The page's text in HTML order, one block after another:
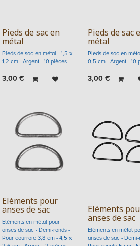
Pieds de sac en
métal
Pieds de sac en métal - 1,5 x
1,2 cm - Argent - 10 pièces
3,00€
Pieds de sac
métal
Pieds de sac en
0,5 cm - Argent - 10
3,00€
Eléments pour
anses de sac
Eléments en métal pour
anses de sac - Demi-ronds -
Pour courroie 3,8 cm - 4,5 x
Eléments
anses de sac
Eléments en métal
anses de sac - Demi-